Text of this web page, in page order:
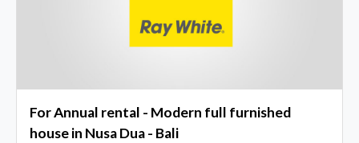
For Annual rental - Modern full furnished
house in Nusa Dua - Bali